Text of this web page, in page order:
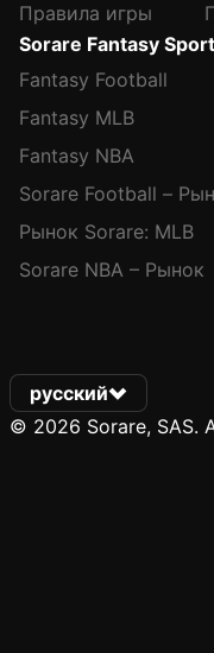
Правила игры
Sorare Fantasy
Fantasy Football
Fantasy MLB
Fantasy NBA
Sorare Football –
Рынок Sorare: MLB
Sorare NBA – Рынок
русский
© 2026 Sorare, SAS.